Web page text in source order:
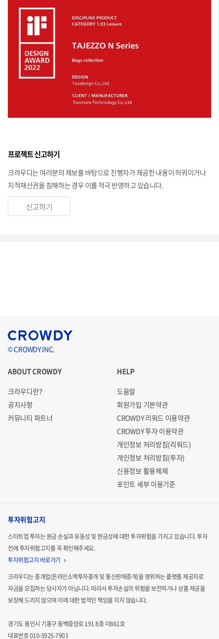
프로젝트 신고하기
크라우디는 여러분의 제보를 바탕으로 진행자가 제공한 내용이 허위이거나
지적재산권을 침해하는 경우 이를 적극 반영하고 있습니다.
신고하기
© CROWDY INC.
ABOUT CROWDY
크라우디란?
공지사항
커뮤니티 파트너
HELP
도움말
회원가입 기본약관
CROWDY 리워드 이용약관
CROWDY 투자 이용약관
개인정보 처리방침(리워드)
개인정보 처리방침(투자)
신용정보 활용체제
포인트 세부 이용기준
투자위험고지
스타트업 투자는 원금 손실과 유동성 및 현금성에 대한 투자위험을 가지고 있습니다.투자
전에 투자위험고지를 꼭 확인해주세요.
투자위험고지 바로가기
크라우디는 중개업(온라인소액투자중개 및 통신판매중개)을 영위하는 플랫폼 제공자로
자금을 모집하는당사자가 아닙니다. 따라서 투자손실의 위험을 보전하거나 상품 제공을
보장해 드리지 않으며 이에 대한 법적인 책임을 지지 않습니다.
경기도 용인시 기흥구 동백중앙로 191 8층 이861호
대표번호 010-5925-7903